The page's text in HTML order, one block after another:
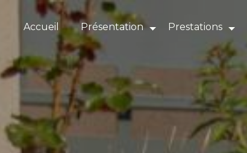
Accueil Présentation Prestations
Panneau de gestion des cookies